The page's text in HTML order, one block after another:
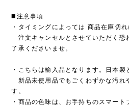
◼️注意事項
・タイミングによっては 商品在庫切れ
注文キャンセルとさせていただく恐
了承くださいませ。
・こちらは輸入品となります。日本製
新品未使用品でもごくわずかな汚れ
す。
・商品の色味は、お手持ちのスマート